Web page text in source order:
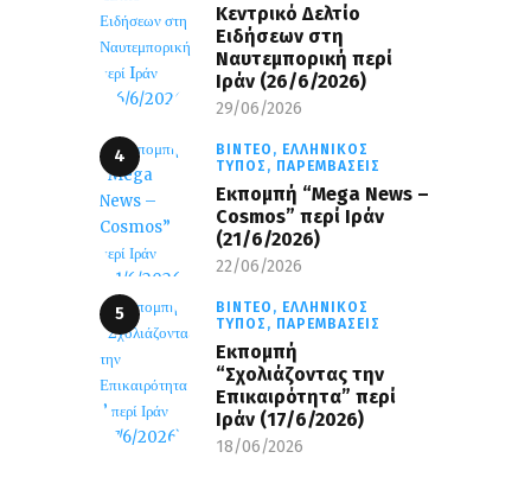
Κεντρικό Δελτίο
Ειδήσεων στη
Ναυτεμπορική περί
Iράν (26/6/2026)
29/06/2026
ΒΊΝΤΕΟ, ΕΛΛΗΝΙΚΌΣ
ΤΎΠΟΣ, ΠΑΡΕΜΒΆΣΕΙΣ
Eκπομπή “Mega News –
Cosmos” περί Ιράν
(21/6/2026)
22/06/2026
ΒΊΝΤΕΟ, ΕΛΛΗΝΙΚΌΣ
ΤΎΠΟΣ, ΠΑΡΕΜΒΆΣΕΙΣ
Εκπομπή
“Σχολιάζοντας την
Επικαιρότητα” περί
Ιράν (17/6/2026)
18/06/2026